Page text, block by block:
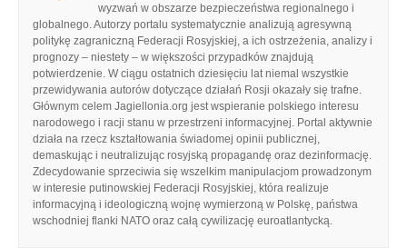
wyzwań w obszarze bezpieczeństwa regionalnego i
globalnego. Autorzy portalu systematycznie analizują agresywną
politykę zagraniczną Federacji Rosyjskiej, a ich ostrzeżenia, analizy i
prognozy – niestety – w większości przypadków znajdują
potwierdzenie. W ciągu ostatnich dziesięciu lat niemal wszystkie
przewidywania autorów dotyczące działań Rosji okazały się trafne.
Głównym celem Jagiellonia.org jest wspieranie polskiego interesu
narodowego i racji stanu w przestrzeni informacyjnej. Portal aktywnie
działa na rzecz kształtowania świadomej opinii publicznej,
demaskując i neutralizując rosyjską propagandę oraz dezinformację.
Zdecydowanie sprzeciwia się wszelkim manipulacjom prowadzonym
w interesie putinowskiej Federacji Rosyjskiej, która realizuje
informacyjną i ideologiczną wojnę wymierzoną w Polskę, państwa
wschodniej flanki NATO oraz całą cywilizację euroatlantycką.